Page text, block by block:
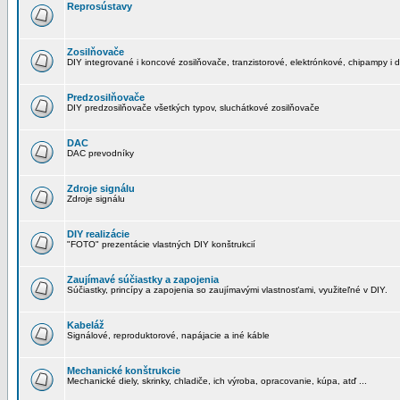
Reprosústavy
Zosilňovače
DIY integrované i koncové zosilňovače, tranzistorové, elektrónkové, chipampy i
Predzosilňovače
DIY predzosilňovače všetkých typov, sluchátkové zosilňovače
DAC
DAC prevodníky
Zdroje signálu
Zdroje signálu
DIY realizácie
"FOTO" prezentácie vlastných DIY konštrukcií
Zaujímavé súčiastky a zapojenia
Súčiastky, princípy a zapojenia so zaujímavými vlastnosťami, využiteľné v DIY.
Kabeláž
Signálové, reproduktorové, napájacie a iné káble
Mechanické konštrukcie
Mechanické diely, skrinky, chladiče, ich výroba, opracovanie, kúpa, atď ...